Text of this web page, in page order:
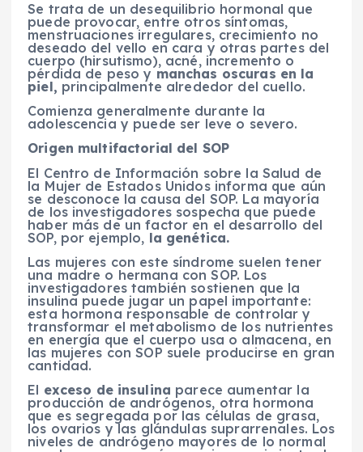
Se trata de un desequilibrio hormonal que
puede provocar, entre otros síntomas,
menstruaciones irregulares, crecimiento no
deseado del vello en cara y otras partes del
cuerpo (hirsutismo), acné, incremento o
pérdida de peso y manchas oscuras en la
piel, principalmente alrededor del cuello.
Comienza generalmente durante la
adolescencia y puede ser leve o severo.
Origen multifactorial del SOP
El Centro de Información sobre la Salud de
la Mujer de Estados Unidos informa que aún
se desconoce la causa del SOP. La mayoría
de los investigadores sospecha que puede
haber más de un factor en el desarrollo del
SOP, por ejemplo, la genética.
Las mujeres con este síndrome suelen tener
una madre o hermana con SOP. Los
investigadores también sostienen que la
insulina puede jugar un papel importante:
esta hormona responsable de controlar y
transformar el metabolismo de los nutrientes
en energía que el cuerpo usa o almacena, en
las mujeres con SOP suele producirse en gran
cantidad.
El exceso de insulina parece aumentar la
producción de andrógenos, otra hormona
que es segregada por las células de grasa,
los ovarios y las glándulas suprarrenales. Los
niveles de andrógeno mayores de lo normal